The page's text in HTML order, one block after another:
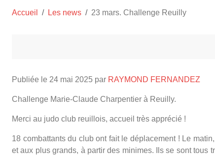
Accueil Les news 23 mars. Challenge Reuilly
Publiée le 24 mai 2025 par RAYMOND FERNANDEZ
Challenge Marie-Claude Charpentier à Reuilly.
Merci au judo club reuillois, accueil très apprécié !
18 combattants du club ont fait le déplacement ! Le
et aux plus grands, à partir des minimes. Ils se sont tous